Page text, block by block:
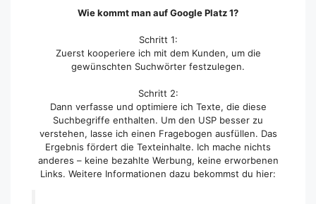
Wie kommt man auf Google Platz 1?
Schritt 1:
Zuerst kooperiere ich mit dem Kunden, um die
gewünschten Suchwörter festzulegen.
Schritt 2:
Dann verfasse und optimiere ich Texte, die diese
Suchbegriffe enthalten. Um den USP besser zu
verstehen, lasse ich einen Fragebogen ausfüllen. Das
Ergebnis fördert die Texteinhalte. Ich mache nichts
anderes – keine bezahlte Werbung, keine erworbenen
Links. Weitere Informationen dazu bekommst du hier: